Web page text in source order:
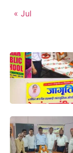
« Jul